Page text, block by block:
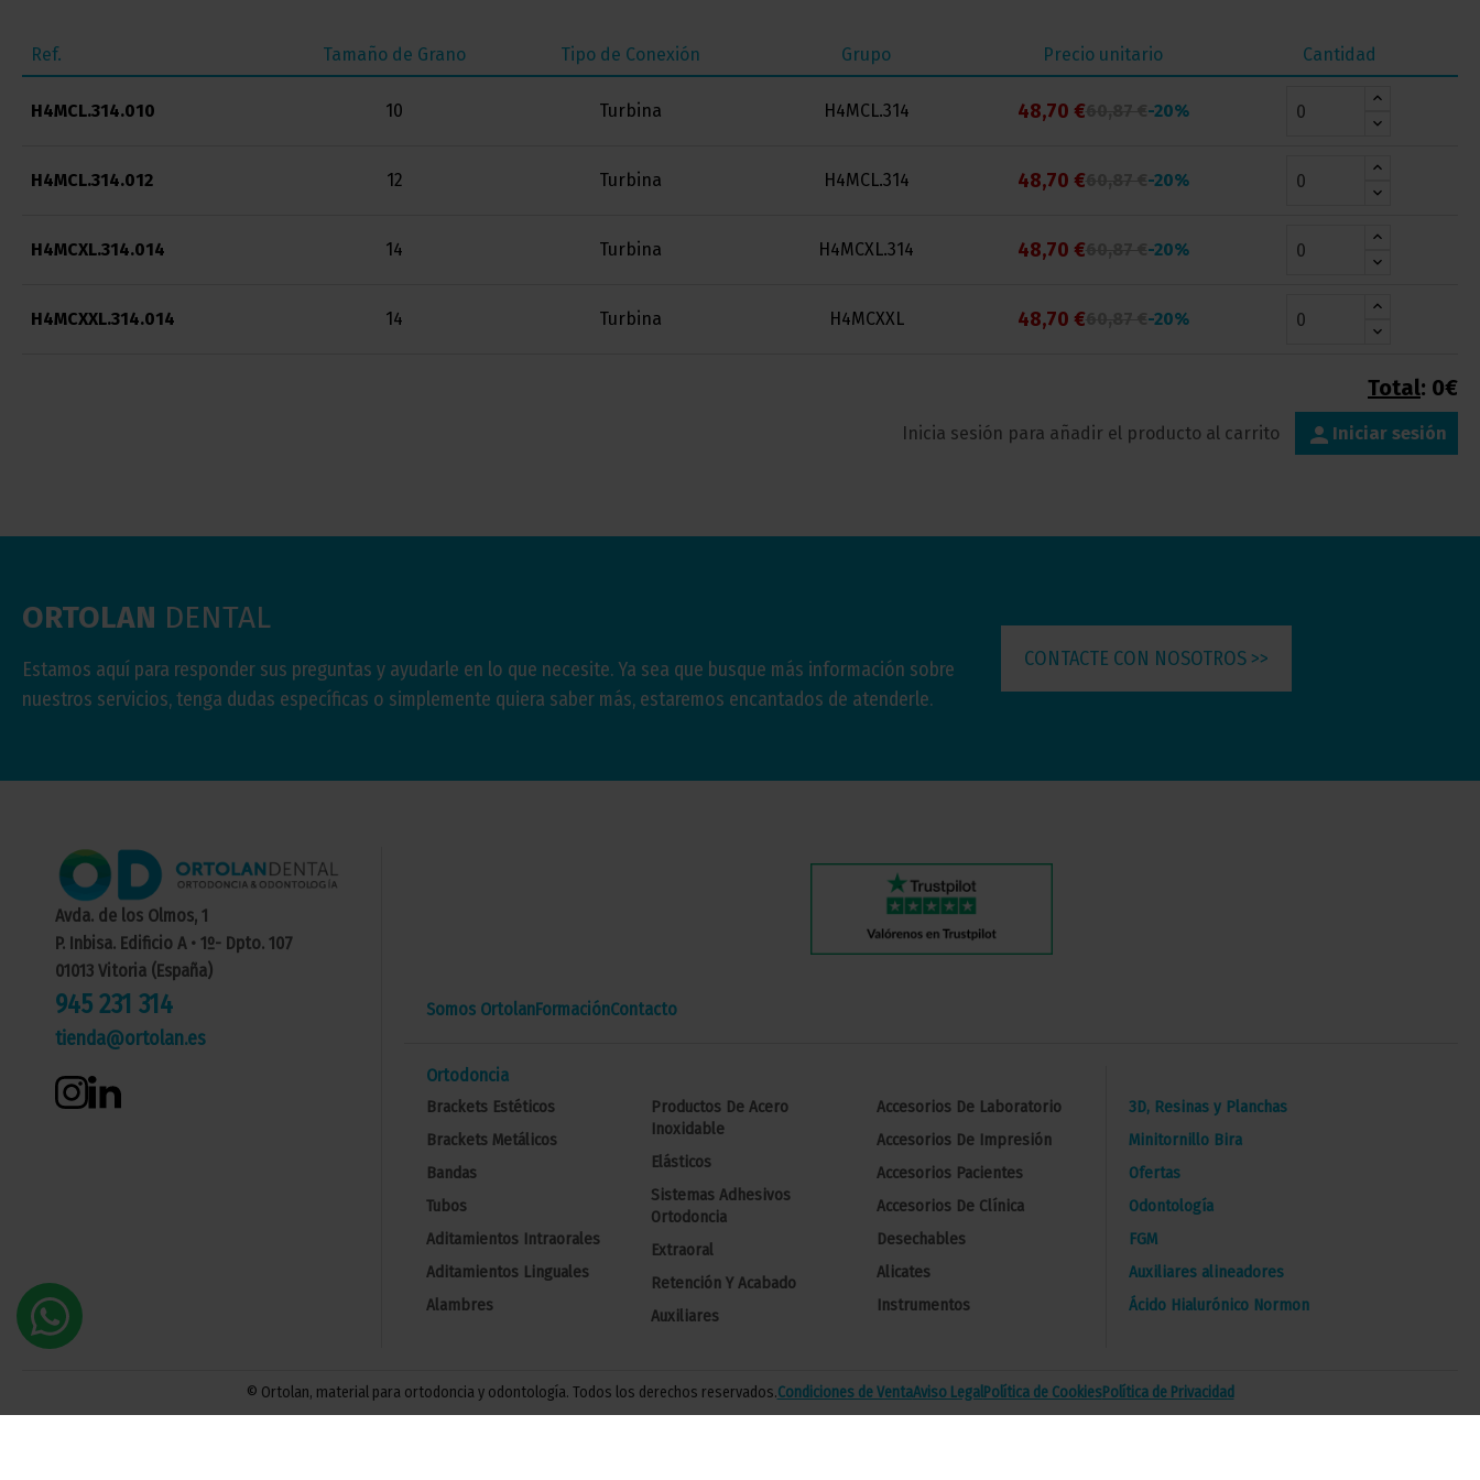
Ref. Tamaño de Grano Tipo de Conexión Grupo Precio unitario Cantidad
H4MCL.314.010 10 Turbina H4MCL.314 48,70 € -20%
H4MCL.314.012 12 Turbina H4MCL.314 48,70 € -20%
H4MCXL.314.014 14 Turbina H4MCXL.314 48,70 € -20%
H4MCXXL.314.014 14 Turbina H4MCXXL 48,70 € -20%
Total: 0€
Inicia sesión para añadir el producto al carrito person Iniciar sesión
ORTOLAN DENTAL
Estamos aquí para responder sus preguntas y ayudarle en lo que necesite. Ya sea que busque más información sobre
nuestros servicios, tenga dudas específicas o simplemente quiera saber más, estaremos encantados de atenderle.
CONTACTE CON NOSOTROS >>
Avda. de los Olmos, 1
P. Inbisa. Edificio A • 1º- Dpto. 107
01013 Vitoria (España)
945 231 314
tienda@ortolan.es
Somos OrtolanFormaciónContacto
Ortodoncia
Brackets Estéticos
Brackets Metálicos
Bandas
Tubos
Aditamientos Intraorales
Aditamientos Linguales
Alambres
Productos De Acero
Inoxidable
Elásticos
Sistemas Adhesivos
Ortodoncia
Extraoral
Retención Y Acabado
Auxiliares
Accesorios De Laboratorio
Accesorios De Impresión
Accesorios Pacientes
Accesorios De Clínica
Desechables
Alicates
Instrumentos
3D, Resinas y Planchas
Minitornillo Bira
Ofertas
Odontología
FGM
Auxiliares alineadores
Ácido Hialurónico Normon
© Ortolan, material para ortodoncia y odontología. Todos los derechos reservados.Condiciones de VentaAviso LegalPolítica de CookiesPolítica de Privacidad